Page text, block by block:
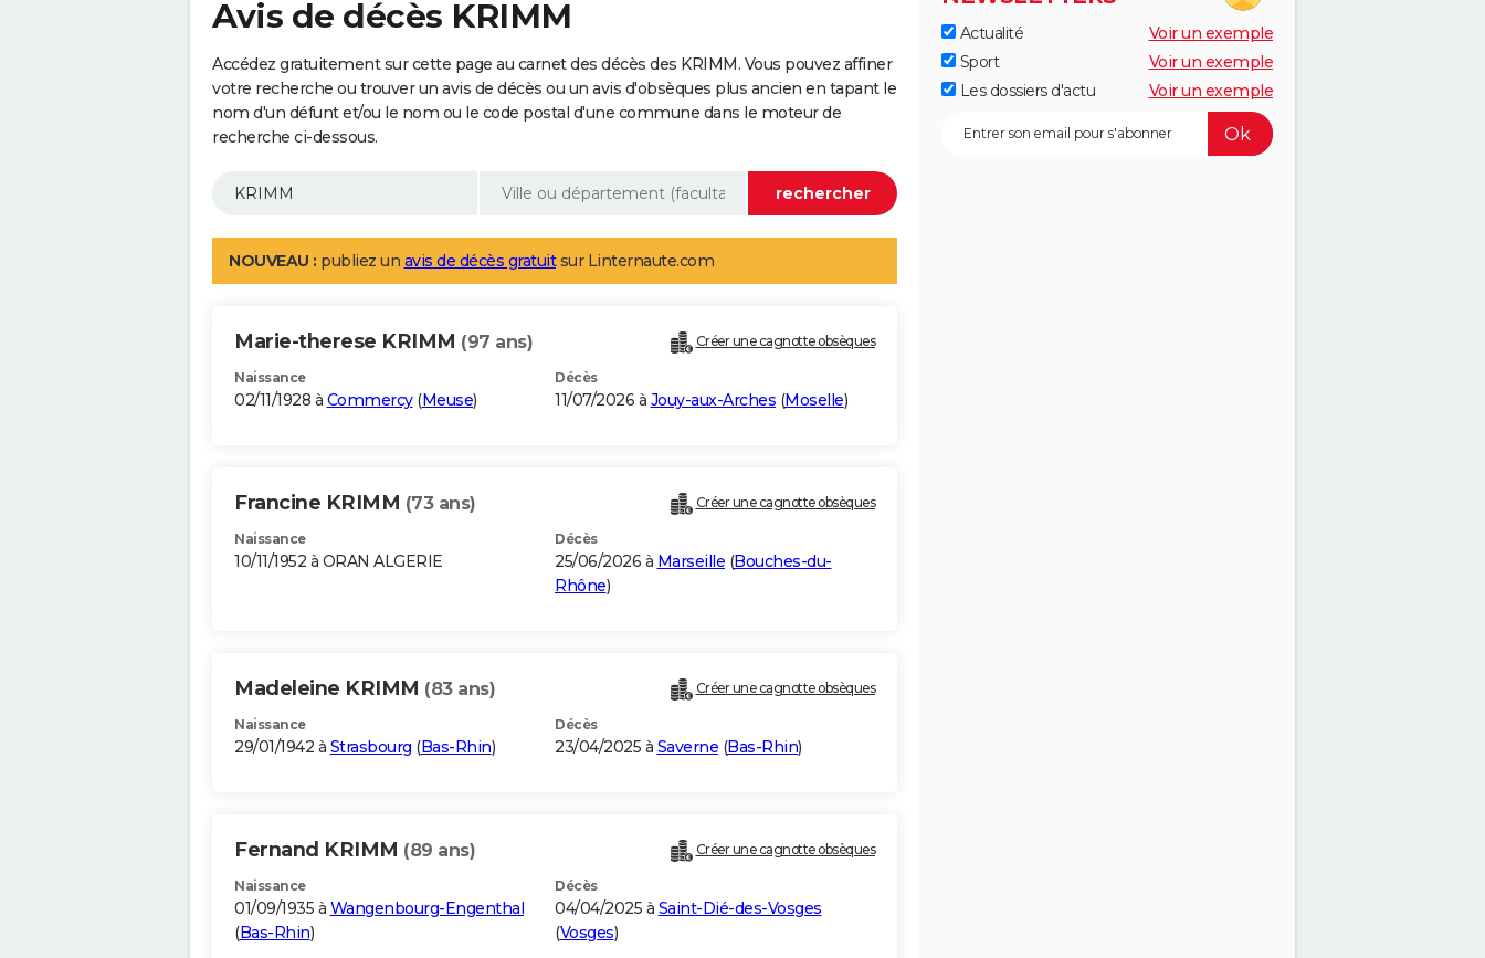
Avis de décès KRIMM
Accédez gratuitement sur cette page au carnet des décès des KRIMM. Vous pouvez affiner
votre recherche ou trouver un avis de décès ou un avis d'obsèques plus ancien en tapant le
nom d'un défunt et/ou le nom ou le code postal d'une commune dans le moteur de
recherche ci-dessous.
NOUVEAU : publiez un avis de décès gratuitsur Linternaute.com
Marie-therese KRIMM (97 ans) Créer une cagnotte obsèques
Naissance
02/11/1928 à Commercy(Meuse)
Décès
11/07/2026 à Jouy-aux-Arches (Moselle)
Francine KRIMM (73 ans) Créer une cagnotte obsèques
Naissance
10/11/1952 à ORAN ALGERIE
Décès
25/06/2026 à Marseille (Bouches-du-
Rhône)
Madeleine KRIMM (83 ans) Créer une cagnotte obsèques
Naissance
29/01/1942 à Strasbourg (Bas-Rhin)
Décès
23/04/2025 à Saverne (Bas-Rhin)
Fernand KRIMM (89 ans) Créer une cagnotte obsèques
Naissance
01/09/1935 à Wangenbourg-Engenthal
(Bas-Rhin)
Décès
04/04/2025 à Saint-Dié-des-Vosges
(Vosges)
Actualité
Voir un exemple
Sport
Voir un exemple
Les dossiers d'actu
Voir un exemple